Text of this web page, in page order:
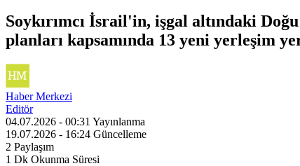
Soykırımcı İsrail'in, işgal altındaki
planları kapsamında 13 yeni yerleşim
Haber Merkezi
Editör
04.07.2026 - 00:31 Yayınlanma
19.07.2026 - 16:24 Güncelleme
2 Paylaşım
1 Dk Okunma Süresi